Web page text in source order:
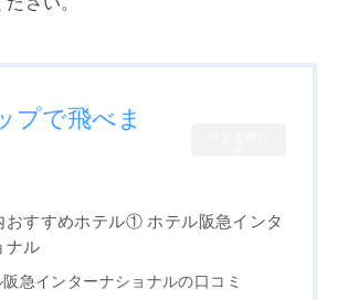
プで飛べま
おすすめホテル① ホテル阪急インタ
ナル
阪急インターナショナルの口コミ